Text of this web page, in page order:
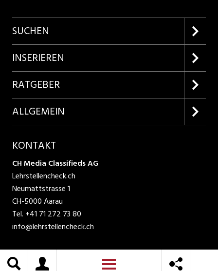
SUCHEN
Firmenprofile entdecken
Lehrstellen suchen
INSERIEREN
Kundenlogin
Inserieren
Produkte
RATGEBER
Lehrberufe entdecken
ALLGEMEIN
AGB
Datenschutzbestimmungen
Nutzungsbedingungen
Impressum
KONTAKT
CH Media Classifieds AG
Lehrstellencheck.ch
Neumattstrasse 1
CH-5000 Aarau
Tel. +41 71 272 73 80
info@lehrstellencheck.ch